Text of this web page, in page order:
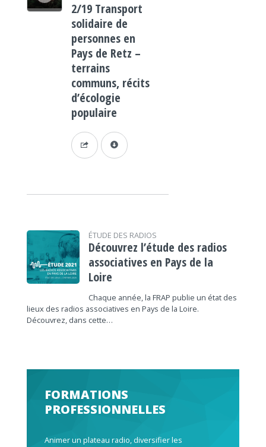
2/19 Transport
solidaire de
personnes en
Pays de Retz –
terrains
communs, récits
d’écologie
populaire
ÉTUDE DES RADIOS
Découvrez l’étude des radios
associatives en Pays de la
Loire
Chaque année, la FRAP publie un état des
lieux des radios associatives en Pays de la Loire.
Découvrez, dans cette…
FORMATIONS
PROFESSIONNELLES
Animer un plateau radio, diversifier les